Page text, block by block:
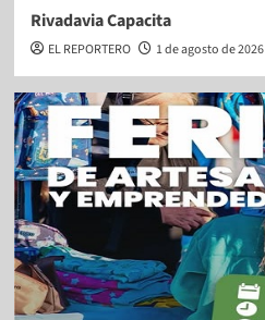
Rivadavia Capacita
EL REPORTERO 1 de agosto de 2026